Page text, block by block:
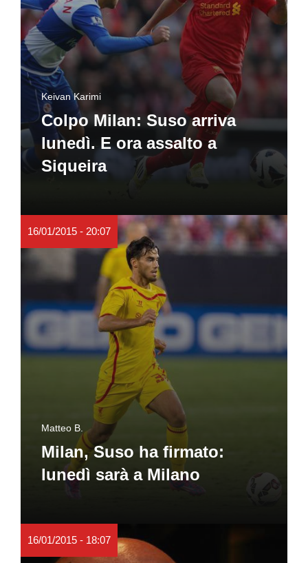
Keivan Karimi
Colpo Milan: Suso arriva
lunedì. E ora assalto a
Siqueira
16/01/2015 - 20:07
Matteo B.
Milan, Suso ha firmato:
lunedì sarà a Milano
16/01/2015 - 18:07